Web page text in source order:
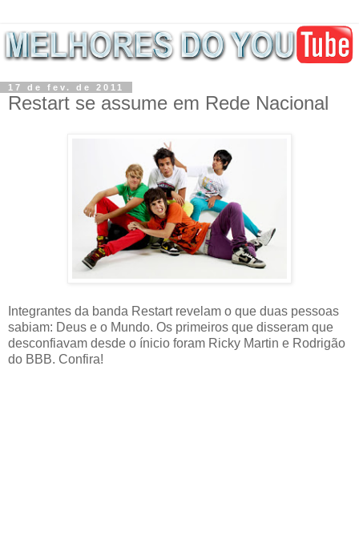
17 de fev. de 2011
Restart se assume em Rede Nacional
Integrantes da banda Restart revelam o que duas pessoas
sabiam: Deus e o Mundo. Os primeiros que disseram que
desconfiavam desde o ínicio foram Ricky Martin e Rodrigão
do BBB. Confira!